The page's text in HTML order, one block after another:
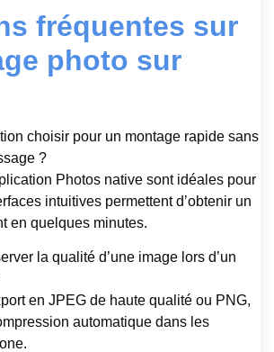
fréquentes sur
photo sur
choisir pour un montage rapide sans
?
Photos native sont idéales pour
intuitives permettent d’obtenir un
en quelques minutes.
la qualité d’une image lors d’un
en JPEG de haute qualité ou PNG,
automatique dans les